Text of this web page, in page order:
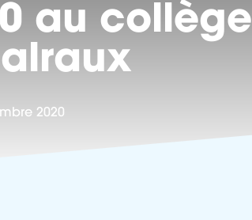
au collège
2020